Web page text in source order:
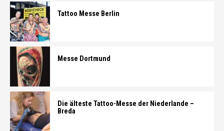
Tattoo Messe Berlin
Messe Dortmund
Die älteste Tattoo-Messe der Niederlande –
Breda